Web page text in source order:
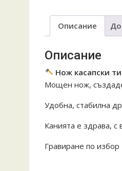
Описание
Описание
Нож касапски
Мощен нож,
Удобна, стабилна
Канията е здрава, с
Гравиране по избор